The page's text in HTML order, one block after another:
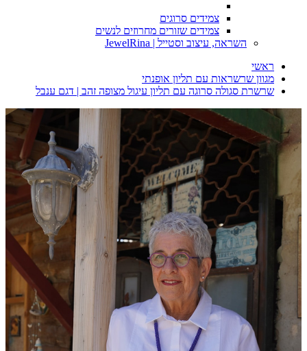
צמידים סרוגים
צמידים שזורים מחרוזים לנשים
השראה, עיצוב וסטייל | JewelRina
ראשי
מגוון שרשראות עם תליון אופנתי
שרשרת סגולה סרוגה עם תליון עיגול מצופה זהב | דגם ענבל